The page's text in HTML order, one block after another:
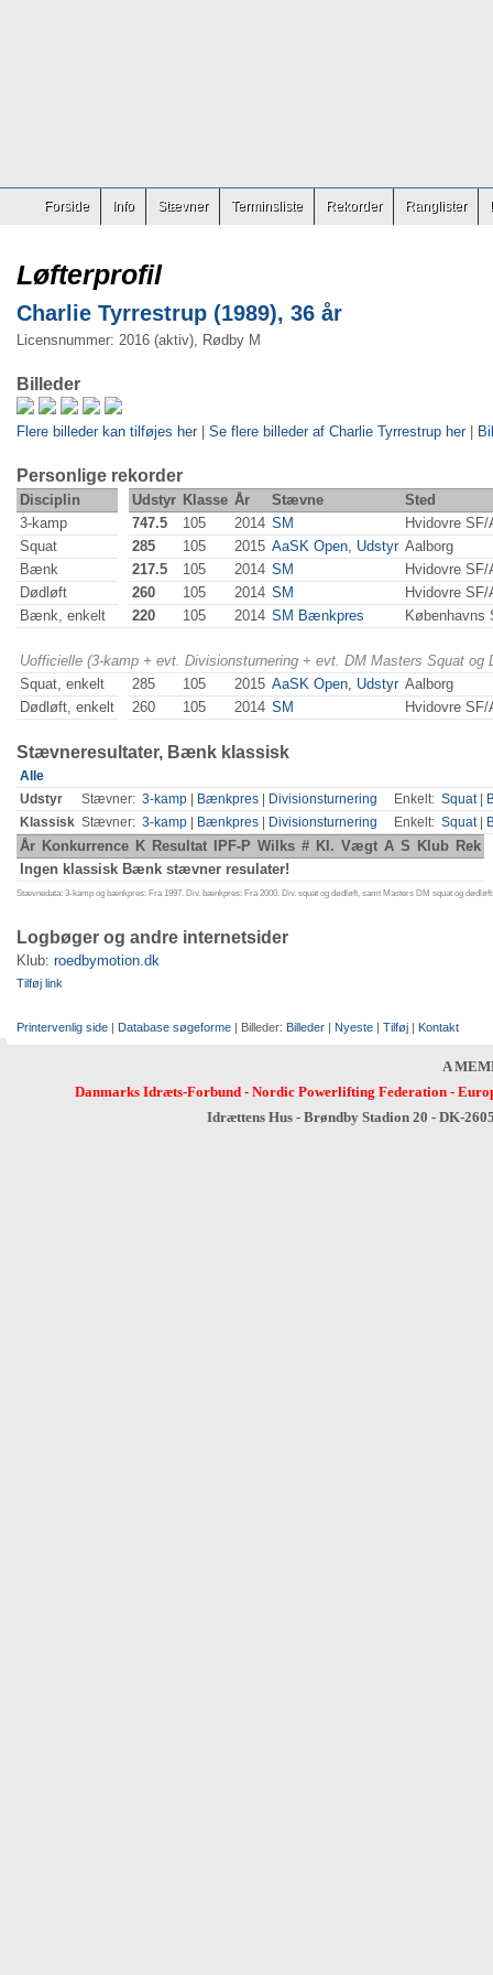
Forside Info Stævner Terminsliste Rekorder Ranglister
Løfterprofil
Charlie Tyrrestrup (1989), 36 år
Licensnummer: 2016 (aktiv), Rødby M
Billeder
Flere billeder kan tilføjes her| Se flere billeder af Charlie Tyrrestrup her|
Personlige rekorder
Disciplin Udstyr Klasse År Stævne
Sted
3-kamp
747.5 105 2014 SM
Hvidovre SF/
Squat
285 105 2015 AaSK Open, Udstyr Aalborg
Bænk
217.5 105 2014 SM
Hvidovre SF/
Dødløft
260 105 2014 SM
Hvidovre SF/
Bænk, enkelt
220 105 2014 SM Bænkpres Københavns
Uofficielle (3-kamp + evt. Divisionsturnering + evt. DM Masters Squat
Squat, enkelt
285 105 2015 AaSK Open, Udstyr Aalborg
Dødløft, enkelt
260 105 2014 SM Hvidovre SF/
Stævneresultater, Bænk klassisk
Alle
Udstyr
Stævner: 3-kamp Bænkpres Divisionsturnering Enkelt: Squat|
Klassisk Stævner: 3-kamp Bænkpres Divisionsturnering Enkelt: Squat|
År Konkurrence K Resultat IPF-P Wilks # Kl. Vægt A S Klub Rek
Ingen klassisk Bænk stævner resulater!
Stævnedata: 3-kamp og bænkpres: Fra 1997. Div. bænkpres: Fra 2000. Div. squat og dødløft, samt Masters DM squat og
Logbøger og andre internetsider
Klub: roedbymotion.dk
Tilføj link
Printervenlig side | Database søgeforme | Billeder: Billeder | Nyeste | Tilføj | Kontakt
A
Danmarks Idræts-Forbund- Nordic Powerlifting Federation-
Idrættens Hus - Brøndby Stadion 20 - DK-